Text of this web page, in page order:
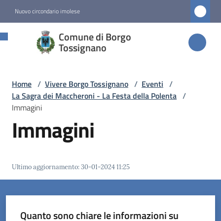
Nuovo circondario imolese
Comune di Borgo
Tossignano
Comune di
Borgo
Amministrazione
Novità
Borgo
Tossignano
Home / Vivere Borgo Tossignano / Eventi /
La Sagra dei Maccheroni - La Festa della Polenta /
Immagini
Immagini
Ultimo aggiornamento:30-01-2024 11:25
Quanto sono chiare le informazioni su